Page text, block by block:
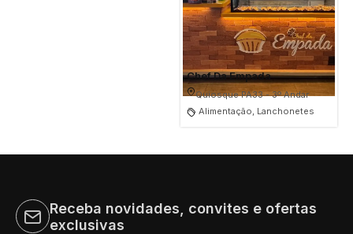
Chef Da Empada
Quiosque PA33 - 3º Andar
Alimentação, Lanchonetes
Receba novidades, convites e ofertas
exclusivas